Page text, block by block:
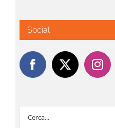
Social
Cerca